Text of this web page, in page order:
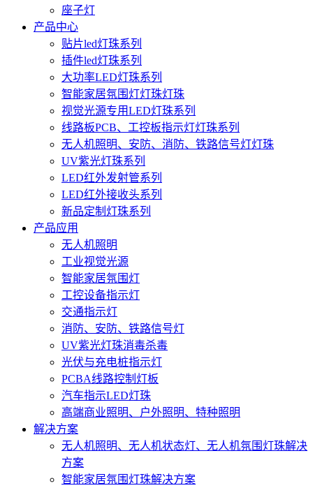
座子灯
产品中心
贴片led灯珠系列
插件led灯珠系列
大功率LED灯珠系列
智能家居氛围灯灯珠灯珠
视觉光源专用LED灯珠系列
线路板PCB、工控板指示灯灯珠系列
无人机照明、安防、消防、铁路信号灯灯珠
UV紫光灯珠系列
LED红外发射管系列
LED红外接收头系列
新品定制灯珠系列
产品应用
无人机照明
工业视觉光源
智能家居氛围灯
工控设备指示灯
交通指示灯
消防、安防、铁路信号灯
UV紫光灯珠消毒杀毒
光伏与充电桩指示灯
PCBA线路控制灯板
汽车指示LED灯珠
高端商业照明、户外照明、特种照明
解决方案
无人机照明、无人机状态灯、无人机氛围灯珠解决
方案
智能家居氛围灯珠解决方案